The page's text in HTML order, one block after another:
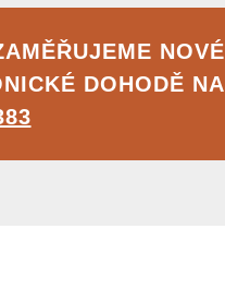
NOVÉ
DOHODĚ NA